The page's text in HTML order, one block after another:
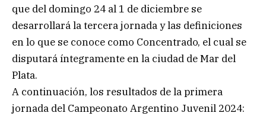
que del domingo 24 al 1 de diciembre se
desarrollará la tercera jornada y las definiciones
en lo que se conoce como Concentrado, el cual se
disputará íntegramente en la ciudad de Mar del
Plata.
A continuación, los resultados de la primera
jornada del Campeonato Argentino Juvenil 2024: